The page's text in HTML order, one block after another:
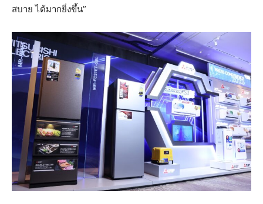
สบาย ได้มากยิ่งขึ้น”